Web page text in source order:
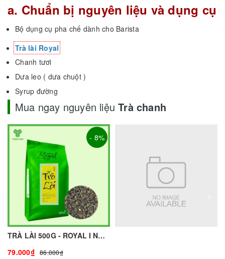
a. Chuẩn bị nguyên liệu và dụng cụ
Bộ dụng cụ pha chế dành cho Barista
Trà lài Royal
Chanh tươi
Dưa leo ( dưa chuột )
Syrup đường
Mua ngay nguyên liệuTrà chanh
- 8%
TRÀ LÀI 500G - ROYAL I NGUYÊN LIỆU PHA CHẾ - TOBEE FOOD
79.000₫ 86.000₫